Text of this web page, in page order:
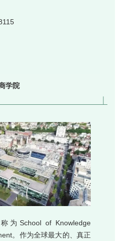
学院
为School of Knowledge
。作为全球最大的、真正